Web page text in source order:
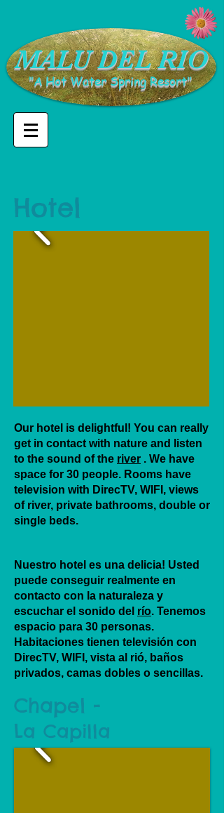
​MALU DEL RIO
"A Hot Water Spring Resort"
Hotel
Our hotel is delightful! You can really
get in contact with nature and listen
to the sound of the river . We have
space for 30 people. Rooms have
television with DirecTV, WIFI, views
of river, private bathrooms, double or
single beds.
Nuestro hotel es una delicia! Usted
puede conseguir realmente en
contacto con la naturaleza y
escuchar el sonido del río. Tenemos
espacio para 30 personas.
Habitaciones tienen televisión con
DirecTV, WIFI, vista al rió, baños
privados, camas dobles o sencillas.
Chapel -
La Capilla